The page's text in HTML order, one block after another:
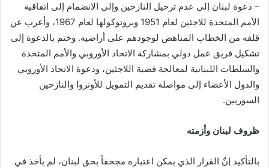
– دعوة لبنان إلى عدم ترحيل النازحين وإلى الانضمام إلى اتفاقية
الأمم المتحدة للاجئين لعام 1951 وبروتوكولها لعام 1967، وأعرب عن
قلقه من الخطاب المناهض لوجودهم على أراضيه. وختم بالدعوة إلى
تشكيل فريق عمل دولي بمشاركة الاتحاد الأوروبي والأمم المتحدة
والسلطات اللبنانية لمعالجة قضية اللاجئين، ودعوة الاتحاد الأوروبي
والدول الأعضاء إلى مواصلة تقديم التمويل للأونروا والنازحين
السوريين.
ظروف لبنان وأزمته
بالتأكيد إنّ القرار الذي يمكن اعتباره مجحفاً بحق لبنان، لم يأخذ في